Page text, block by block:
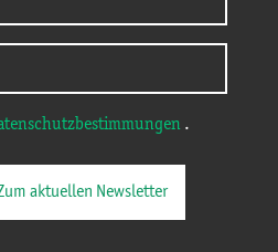
.
aktuellen Newsletter